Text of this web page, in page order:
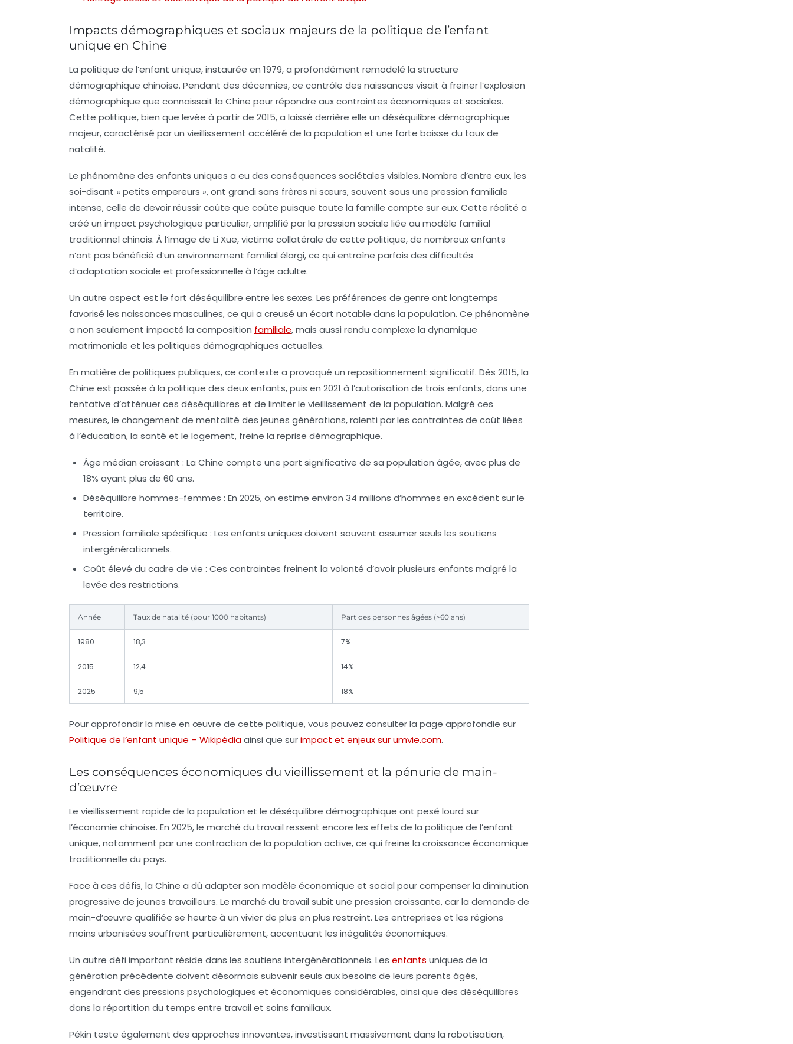
Impacts démographiques et sociaux majeurs de la politique de l’enfant
unique en Chine
La politique de l’enfant unique, instaurée en 1979, a profondément remodelé la structure
démographique chinoise. Pendant des décennies, ce contrôle des naissances visait à freiner l’explosion
démographique que connaissait la Chine pour répondre aux contraintes économiques et sociales.
Cette politique, bien que levée à partir de 2015, a laissé derrière elle un déséquilibre démographique
majeur, caractérisé par un vieillissement accéléré de la population et une forte baisse du taux de
natalité.
Le phénomène des enfants uniques a eu des conséquences sociétales visibles. Nombre d’entre eux, les
soi-disant « petits empereurs », ont grandi sans frères ni sœurs, souvent sous une pression familiale
intense, celle de devoir réussir coûte que coûte puisque toute la famille compte sur eux. Cette réalité a
créé un impact psychologique particulier, amplifié par la pression sociale liée au modèle familial
traditionnel chinois. À l’image de Li Xue, victime collatérale de cette politique, de nombreux enfants
n’ont pas bénéficié d’un environnement familial élargi, ce qui entraîne parfois des difficultés
d’adaptation sociale et professionnelle à l’âge adulte.
Un autre aspect est le fort déséquilibre entre les sexes. Les préférences de genre ont longtemps
favorisé les naissances masculines, ce qui a creusé un écart notable dans la population. Ce phénomène
a non seulement impacté la composition familiale, mais aussi rendu complexe la dynamique
matrimoniale et les politiques démographiques actuelles.
En matière de politiques publiques, ce contexte a provoqué un repositionnement significatif. Dès 2015, la
Chine est passée à la politique des deux enfants, puis en 2021 à l’autorisation de trois enfants, dans une
tentative d’atténuer ces déséquilibres et de limiter le vieillissement de la population. Malgré ces
mesures, le changement de mentalité des jeunes générations, ralenti par les contraintes de coût liées
à l’éducation, la santé et le logement, freine la reprise démographique.
Âge médian croissant : La Chine compte une part significative de sa population âgée, avec plus de
18% ayant plus de 60 ans.
Déséquilibre hommes-femmes : En 2025, on estime environ 34 millions d’hommes en excédent sur le
territoire.
Pression familiale spécifique : Les enfants uniques doivent souvent assumer seuls les soutiens
intergénérationnels.
Coût élevé du cadre de vie : Ces contraintes freinent la volonté d’avoir plusieurs enfants malgré la
levée des restrictions.
Année Taux de natalité (pour 1000 habitants) Part des personnes âgées (>60 ans)
1980 18,3 7%
2015 12,4 14%
2025 9,5 18%
Pour approfondir la mise en œuvre de cette politique, vous pouvez consulter la page approfondie sur
Politique de l’enfant unique – Wikipédiaainsi que surimpact et enjeux sur umvie.com.
Les conséquences économiques du vieillissement et la pénurie de main-
d’œuvre
Le vieillissement rapide de la population et le déséquilibre démographique ont pesé lourd sur
l’économie chinoise. En 2025, le marché du travail ressent encore les effets de la politique de l’enfant
unique, notamment par une contraction de la population active, ce qui freine la croissance économique
traditionnelle du pays.
Face à ces défis, la Chine a dû adapter son modèle économique et social pour compenser la diminution
progressive de jeunes travailleurs. Le marché du travail subit une pression croissante, car la demande de
main-d’œuvre qualifiée se heurte à un vivier de plus en plus restreint. Les entreprises et les régions
moins urbanisées souffrent particulièrement, accentuant les inégalités économiques.
Un autre défi important réside dans les soutiens intergénérationnels. Les enfants uniques de la
génération précédente doivent désormais subvenir seuls aux besoins de leurs parents âgés,
engendrant des pressions psychologiques et économiques considérables, ainsi que des déséquilibres
dans la répartition du temps entre travail et soins familiaux.
Pékin teste également des approches innovantes, investissant massivement dans la robotisation,